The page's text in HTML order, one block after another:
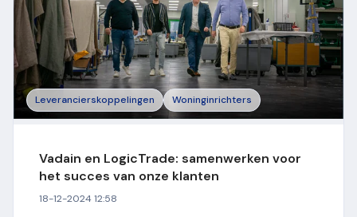
Leverancierskoppelingen Woninginrichters
Vadain en LogicTrade: samenwerken voor
het succes van onze klanten
18-12-2024 12:58